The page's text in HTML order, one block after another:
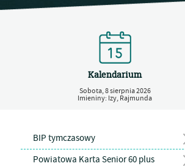
Kalendarium
Sobota,8sierpnia2026
Imieniny: Izy, Rajmunda
BIP tymczasowy
Powiatowa Karta Senior 60 plus